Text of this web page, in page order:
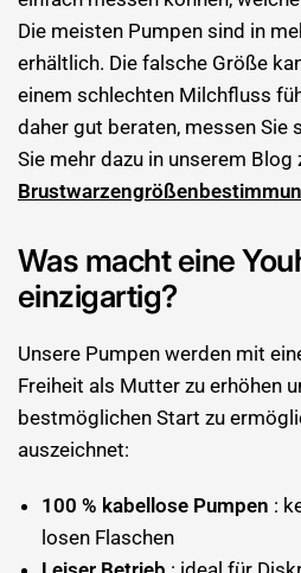
Die meisten Pumpen sind in
erhältlich. Die falsche Größe
einem schlechten Milchfluss
daher gut beraten, messen Sie
Sie mehr dazu in unserem Blog
Was macht eine
einzigartig?
Unsere Pumpen werden mit
Freiheit als Mutter zu erhöhen
bestmöglichen Start zu
auszeichnet:
100 % kabellose Pumpen :
losen Flaschen